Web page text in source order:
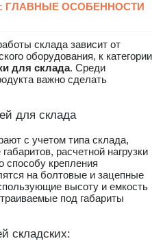
ГЛАВНЫЕ ОСОБЕННОСТИ
склада зависит от
оборудования, к категории
для склада. Среди
важно сделать
для склада
с учетом типа склада,
расчетной нагрузки
способу крепления
на болтовые и зацепные
высоту и емкость
под габариты
складских: